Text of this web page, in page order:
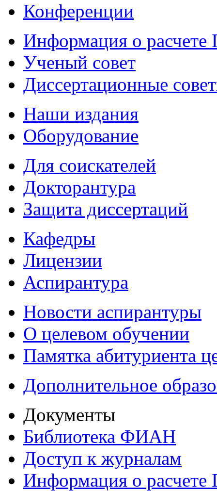
Конференции
Информация о
Ученый совет
Диссертационные
Наши издания
Оборудование
Для соискателей
Докторантура
Защита диссертаций
Кафедры
Лицензии
Аспирантура
Новости аспирантуры
О целевом обучении
Памятка абитуриента
Дополнительное
Документы
Библиотека ФИАН
Доступ к журналам
Информация о